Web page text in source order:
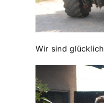
Wir sind glücklich